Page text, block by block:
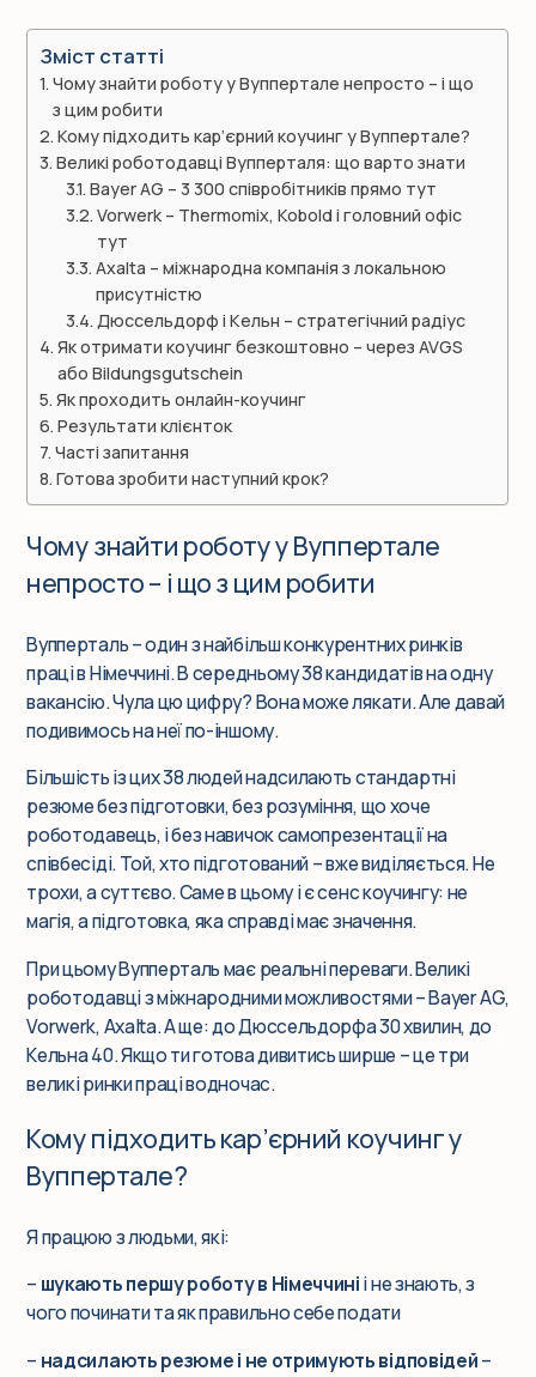
Зміст статті
Чому знайти роботу у Вуппертале непросто – і що
з цим робити
Кому підходить кар’єрний коучинг у Вуппертале?
Великі роботодавці Вупперталя: що варто знати
Bayer AG – 3 300 співробітників прямо тут
Vorwerk – Thermomix, Kobold і головний офіс
тут
Axalta – міжнародна компанія з локальною
присутністю
Дюссельдорф і Кельн – стратегічний радіус
Як отримати коучинг безкоштовно – через AVGS
або Bildungsgutschein
Як проходить онлайн-коучинг
Результати клієнток
Часті запитання
Готова зробити наступний крок?
Чому знайти роботу у Вуппертале
непросто – і що з цим робити
Вупперталь – один з найбільш конкурентних ринків
праці в Німеччині. В середньому 38 кандидатів на одну
вакансію. Чула цю цифру? Вона може лякати. Але давай
подивимось на неї по-іншому.
Більшість із цих 38 людей надсилають стандартні
резюме без підготовки, без розуміння, що хоче
роботодавець, і без навичок самопрезентації на
співбесіді. Той, хто підготований – вже виділяється. Не
трохи, а суттєво. Саме в цьому і є сенс коучингу: не
магія, а підготовка, яка справді має значення.
При цьому Вупперталь має реальні переваги. Великі
роботодавці з міжнародними можливостями – Bayer AG,
Vorwerk, Axalta. А ще: до Дюссельдорфа 30 хвилин, до
Кельна 40. Якщо ти готова дивитись ширше – це три
великі ринки праці водночас.
Кому підходить кар’єрний коучинг у
Вуппертале?
Я працюю з людьми, які:
– шукають першу роботу в Німеччиніі не знають, з
чого починати та як правильно себе подати
– надсилають резюме і не отримують відповідей–